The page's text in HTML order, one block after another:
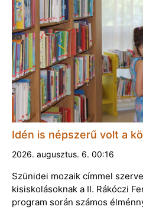
Idén is népszerű volt a
2026. augusztus. 6. 00:16
Szünidei mozaik címmel
kisiskolásoknak a II. Rákóczi
program során számos